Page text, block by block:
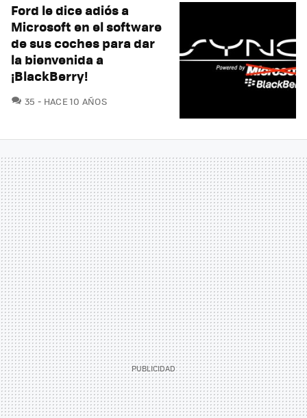
Ford le dice adiós a
Microsoft en el software
de sus coches para dar
la bienvenida a
¡BlackBerry!
35 COMENTARIOS
HACE 10 AÑOS